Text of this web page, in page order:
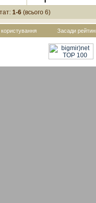
1-6 (всього 6)
Засади